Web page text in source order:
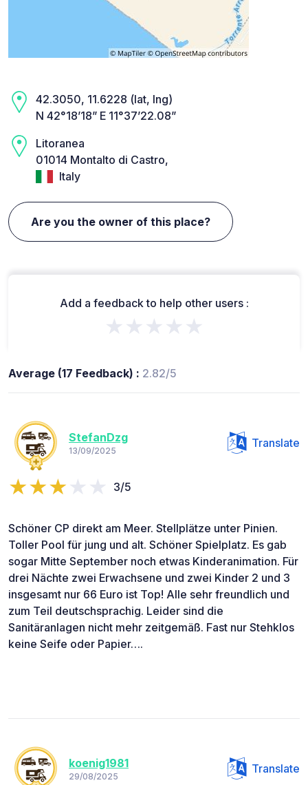
42.3050, 11.6228 (lat, lng)
N 42°18’18” E 11°37’22.08”
Litoranea
01014 Montalto di Castro,
Italy
Are you the owner of this place?
Add a feedback to help other users :
★★★★★
Average (17 Feedback) : 2.82/5
StefanDzg
13/09/2025
Translate
3/5
Schöner CP direkt am Meer. Stellplätze unter Pinien.
Toller Pool für jung und alt. Schöner Spielplatz. Es gab
sogar Mitte September noch etwas Kinderanimation. Für
drei Nächte zwei Erwachsene und zwei Kinder 2 und 3
insgesamt nur 66 Euro ist Top! Alle sehr freundlich und
zum Teil deutschsprachig. Leider sind die
Sanitäranlagen nicht mehr zeitgemäß. Fast nur Stehklos
keine Seife oder Papier….
koenig1981
29/08/2025
Translate